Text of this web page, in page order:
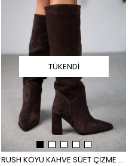
TÜKENDI
RUSH KOYU KAHVE SÜET ÇİZME KAHVE